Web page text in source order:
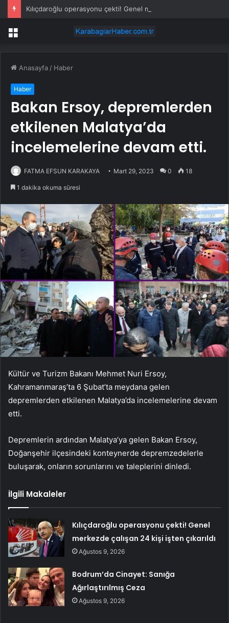
Menü
Anasayfa / Haber
Haber
Bakan Ersoy, depremlerden
etkilenen Malatya’da
incelemelerine devam etti.
FATMA EFSUN KARAKAYA Mart 29, 2023 0 18
1 dakika okuma süresi
Kültür ve Turizm Bakanı Mehmet Nuri Ersoy,
Kahramanmaraş’ta 6 Şubat’ta meydana gelen
depremlerden etkilenen Malatya’da incelemelerine devam
etti.
Depremlerin ardından Malatya’ya gelen Bakan Ersoy,
Doğanşehir ilçesindeki konteynerde depremzedelerle
buluşarak, onların sorunlarını ve taleplerini dinledi.
İlgili Makaleler
Kılıçdaroğlu operasyonu çekti! Genel
merkezde çalışan 24 kişi işten çıkarıldı
Ağustos 9, 2026
Bodrum’da Cinayet: Sanığa
Ağırlaştırılmış Ceza
Ağustos 9, 2026